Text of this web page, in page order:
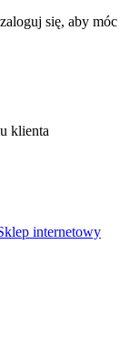
się, aby móc
klienta
internetowy